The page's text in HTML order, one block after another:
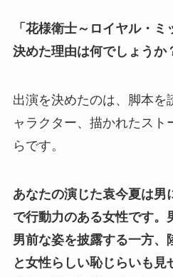
「花様衛士～ロイヤル・
決めた理由は何でしょうか
出演を決めたのは、脚本を
ャラクター、描かれたスト
らです。
あなたの演じた袁今夏は男
で行動力のある女性です。
男前な姿を披露する一方、
と女性らしい恥じらいも見